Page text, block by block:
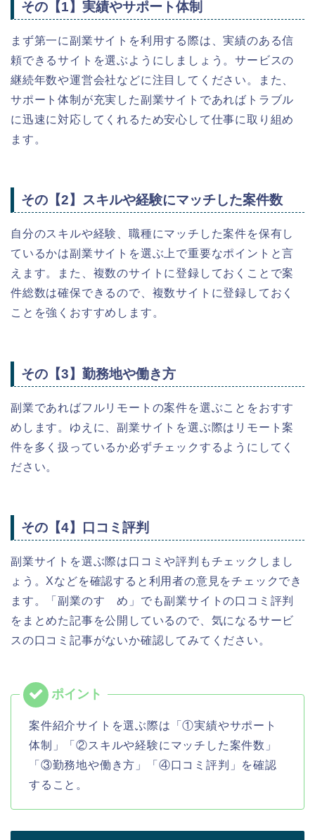
その【1】実績やサポート体制
まず第一に副業サイトを利用する際は、実績のある信
頼できるサイトを選ぶようにしましょう。サービスの
継続年数や運営会社などに注目してください。また、
サポート体制が充実した副業サイトであればトラブル
に迅速に対応してくれるため安心して仕事に取り組め
ます。
その【2】スキルや経験にマッチした案件数
自分のスキルや経験、職種にマッチした案件を保有し
ているかは副業サイトを選ぶ上で重要なポイントと言
えます。また、複数のサイトに登録しておくことで案
件総数は確保できるので、複数サイトに登録しておく
ことを強くおすすめします。
その【3】勤務地や働き方
副業であればフルリモートの案件を選ぶことをおすす
めします。ゆえに、副業サイトを選ぶ際はリモート案
件を多く扱っているか必ずチェックするようにしてく
ださい。
その【4】口コミ評判
副業サイトを選ぶ際は口コミや評判もチェックしまし
ょう。Xなどを確認すると利用者の意見をチェックでき
ます。「副業のすゝめ」でも副業サイトの口コミ評判
をまとめた記事を公開しているので、気になるサービ
スの口コミ記事がないか確認してみてください。
案件紹介サイトを選ぶ際は「①実績やサポート
体制」「②スキルや経験にマッチした案件数」
「③勤務地や働き方」「④口コミ評判」を確認
すること。